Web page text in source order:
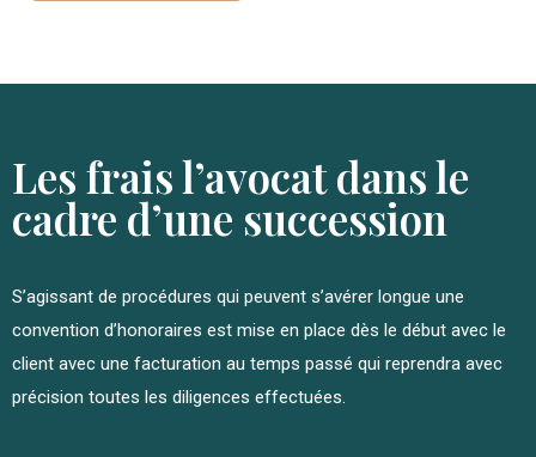
Les frais l’avocat dans le
cadre d’une succession
S’agissant de procédures qui peuvent s’avérer longue une
convention d’honoraires est mise en place dès le début avec le
client avec une facturation au temps passé qui reprendra avec
précision toutes les diligences effectuées.